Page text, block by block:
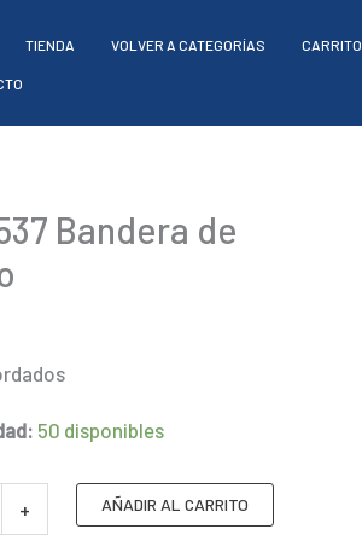
TIENDA VOLVER A CATEGORÍAS CARRITO
Bandera de
50 disponibles
+ AÑADIR AL CARRITO